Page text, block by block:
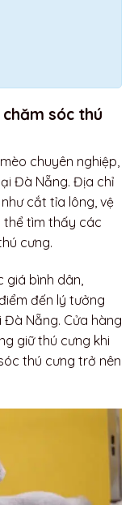
sóc thú
chuyên nghiệp,
Đà Nẵng. Địa chỉ
cắt tỉa lông, vệ
thể tìm thấy các
cưng.
bình dân,
đến lý tưởng
Nẵng. Cửa hàng
giữ thú cưng khi
thú cưng trở nên